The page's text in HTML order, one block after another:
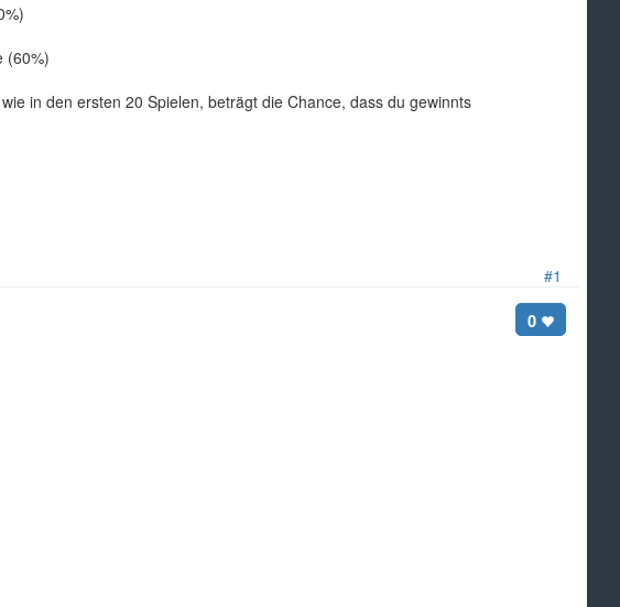
#1
(60%)
in den ersten 20 Spielen, beträgt die Chance, dass du gewinnts
0